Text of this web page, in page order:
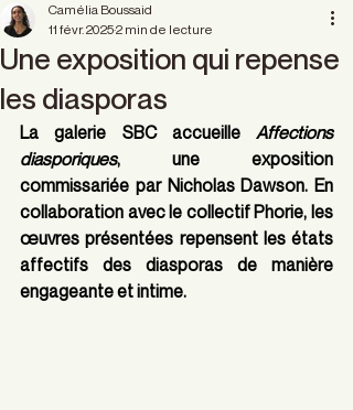
Une exposition qui repense
les diasporas
Camélia Boussaid
11 févr. 20252 min de lecture
La galerie SBC accueille Affections
diasporiques, une exposition
commissariée par Nicholas Dawson. En
collaboration avec le collectif Phorie, les
œuvres présentées repensent les états
affectifs des diasporas de manière
engageante et intime.